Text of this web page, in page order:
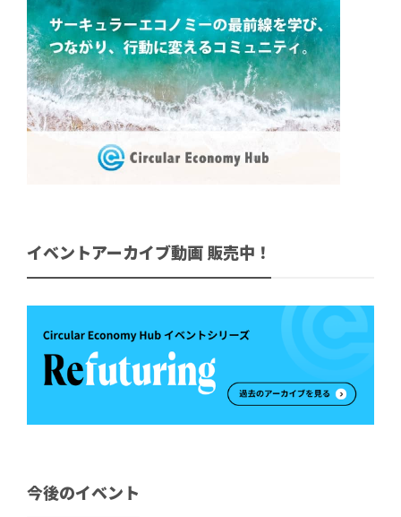
イベントアーカイブ動画 販売中！
今後のイベント